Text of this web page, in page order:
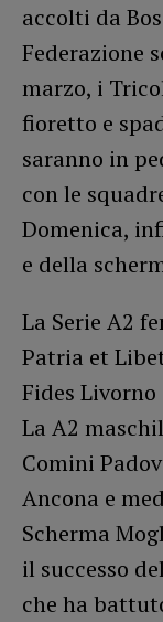
accolti da
Federazione
marzo, i
fioretto e
saranno in
con le
Domenica,
e della
La Serie A2
Patria et
Fides
La A2
Comini
Ancona e
Scherma
il successo
che ha